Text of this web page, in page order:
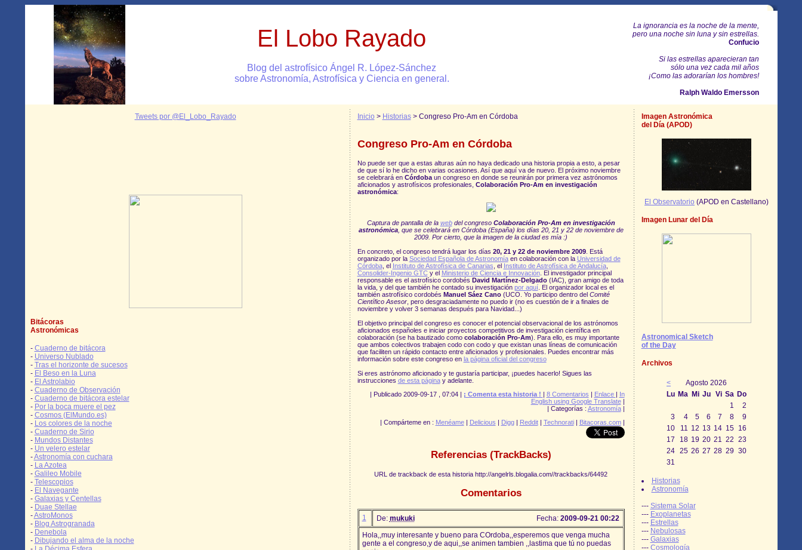
El Lobo Rayado
Blog del astrofísico Ángel R. López-Sánchez
sobre Astronomía, Astrofísica y Ciencia en general.
La ignorancia es la noche de la mente,
pero una noche sin luna y sin estrellas.
Confucio
Si las estrellas aparecieran tan
sólo una vez cada mil años
¡Como las adorarían los hombres!
Ralph Waldo Emersson
Tweets por @El_Lobo_Rayado
Bitácoras
Astronómicas
- Cuaderno de bitácora
- Universo Nublado
- Tras el horizonte de sucesos
- El Beso en la Luna
- El Astrolabio
- Cuaderno de Observación
- Cuaderno de bitácora estelar
- Por la boca muere el pez
- Cosmos (ElMundo.es)
- Los colores de la noche
- Cuaderno de Sirio
- Mundos Distantes
- Un velero estelar
-Astronomía con cuchara
- La Azotea
- Galileo Mobile
- Telescopios
- El Navegante
- Galaxias y Centellas
- Duae Stellae
-AstroMonos
- Blog Astrogranada
- Denebola
- Dibujando el alma de la noche
Inicio > Historias> Congreso Pro-Am en Córdoba
Congreso Pro-Am en Córdoba
No puede ser que a estas alturas aún no haya dedicado una historia propia a esto, a pesar
de que sí lo he dicho en varias ocasiones. Así que aquí va de nuevo. El próximo noviembre
se celebrará en Córdobaun congreso en donde se reunirán por primera vez astrónomos
aficionados y astrofísicos profesionales, Colaboración Pro-Am en investigación
astronómica:
Captura de pantalla de la webdel congreso Colaboración Pro-Am en investigación
astronómica, que se celebrará en Córdoba (España) los días 20, 21 y 22 de noviembre de
2009. Por cierto, que la imagen de la ciudad es mía :)
En concreto, el congreso tendrá lugar los días 20, 21 y 22 de noviembre 2009. Está
organizado por la Sociedad Española de Astronomíaen colaboración con la Universidad de
Córdoba, el Instituto de Astrofísica de Canarias , el Instituto de Astrofísica de Andalucía,
Consolider-Ingenio GTCy el Ministerio de Ciencia e Innovación. El investigador principal
responsable es el astrofísico cordobés David Martínez-Delgado(IAC), gran amigo de toda
la vida, y del que también he contado su investigación por aquí. El organizador local es el
también astrofísico cordobés Manuel Sáez Cano(UCO. Yo participo dentro del Comité
Científico Asesor, pero desgraciadamente no puedo ir (no es cuestión de ir a finales de
noviembre y volver 3 semanas después para Navidad...)
El objetivo principal del congreso es conocer el potencial observacional de los astrónomos
aficionados españoles e iniciar proyectos competitivos de investigación científica en
colaboración (se ha bautizado como colaboración Pro-Am). Para ello, es muy importante
que ambos colectivos trabajen codo con codo y que existan unas líneas de comunicación
que faciliten un rápido contacto entre aficionados y profesionales. Puedes encontrar más
información sobre este congreso en la página oficial del congreso
Si eres astrónomo aficionado y te gustaría participar, ¡puedes hacerlo! Sigues las
instrucciones de esta páginay adelante.
| Publicado 2009-09-17 , 07:04 | ¡ Comenta esta historia ! | 8 Comentarios | Enlace | In
English using Google Translate|
| Categorías : Astronomía|
| Compárteme en : Menéame | Delicious | Digg| Reddit | Technorati| Bitacoras.com|
Referencias (TrackBacks)
URL de trackback de esta historia http://angelrls.blogalia.com//trackbacks/64492
Comentarios
1 De: mukuki Fecha: 2009-09-21 00:22
Hola,,muy interesante y bueno para COrdoba,,esperemos que venga mucha
gente a el congreso,y de aqui,,se animen tambien ,,lastima que tú no puedas
Imagen Astronómica
del Día (APOD)
El Observatorio (APOD en Castellano)
Imagen Lunar del Día
Astronomical Sketch
of the Day
Archivos
<
Agosto 2026
Lu Ma Mi Ju Vi Sa Do
1
2
3
4 5 6 7 8
9
10
11 12 13 14 15 16
17
18 19 20 21 22 23
24 25 26 27 28 29 30
31
Historias
Astronomía
--- Sistema Solar
--- Exoplanetas
--- Estrellas
--- Nebulosas
--- Galaxias
--- Cosmología